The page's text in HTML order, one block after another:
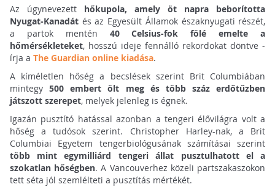
Az úgynevezett hőkupola, amely öt napra beborította
Nyugat-Kanadátés az Egyesült Államok északnyugati részét,
a partok mentén 40 Celsius-fok fölé emelte a
hőmérsékleteket, hosszú ideje fennálló rekordokat döntve -
írja a The Guardian online kiadása.
A kíméletlen hőség a becslések szerint Brit Columbiában
mintegy 500 embert ölt meg és több száz erdőtűzben
játszott szerepet, melyek jelenleg is égnek.
Igazán pusztító hatással azonban a tengeri élővilágra volt a
hőség a tudósok szerint. Christopher Harley-nak, a Brit
Columbiai Egyetem tengerbiológusának számításai szerint
több mint egymilliárd tengeri állat pusztulhatott el a
szokatlan hőségben. A Vancouverhez közeli partszakaszokon
tett séta jól szemlélteti a pusztítás mértékét.